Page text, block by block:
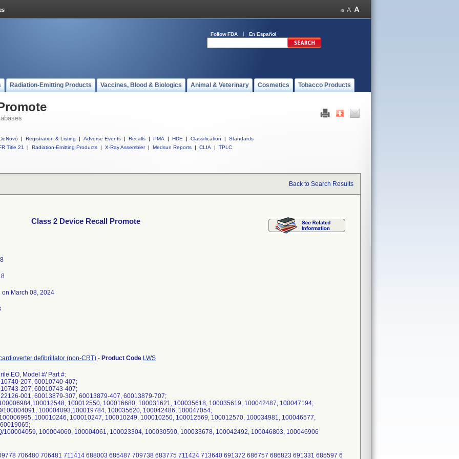
Follow FDA En Español
Radiation-Emitting Products Vaccines, Blood & Biologics Animal & Veterinary Cosmetics Tobacco Products
| Registration & Listing | Adverse Events | Recalls | PMA | HDE | Classification |
Standards
Title 21
| Radiation-Emitting Products | X-Ray Assembler | Medsun Reports | CLIA | TPLC
Back to Search Results
Class 2 Device Recall Promote
on March 08, 2024
defibrillator (non-CRT) - Product Code LWS
EO, Model #/ Part #:
207, 60010740-407;
207, 60010743-407;
001, 60013879-307, 60013879-407, 60013879-707;
100012550, 100016680, 100031621, 100035618, 100035619, 100042487, 100047194;
100004091, 100004093,100019784, 100035620, 100042486, 100047054;
100010246, 100010247, 100010249, 100010250, 100012569, 100012570, 100034981, 100046577,
100004059, 100004060, 100004061, 100023304, 100030590, 100033678, 100042492, 100046803, 100046906